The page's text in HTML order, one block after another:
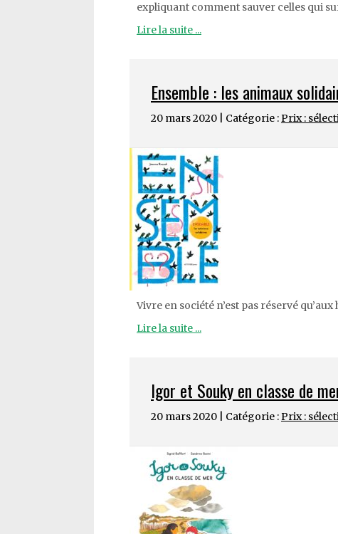
expliquant comment sauver celles qui
Lire la suite ...
Ensemble : les animaux
20 mars 2020 | Catégorie :Prix :
Vivre en société n’est pas réservé
Lire la suite ...
Igor et Souky en classe de
20 mars 2020 | Catégorie :Prix :